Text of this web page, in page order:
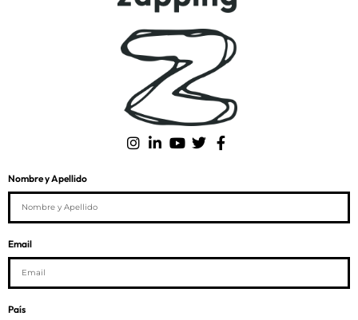
Nombre y Apellido
Email
País